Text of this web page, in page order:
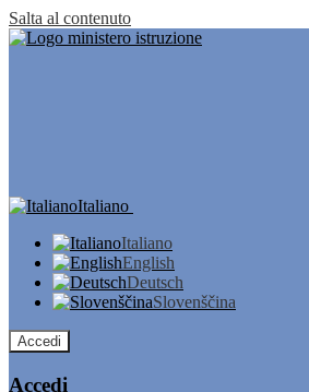
Salta al contenuto
Italiano
Italiano
English
Deutsch
Slovenščina
Accedi
Accedi